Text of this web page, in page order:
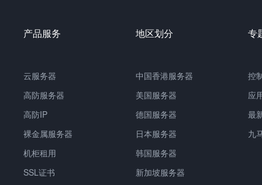
产品服务
云服务器
高防服务器
高防IP
裸金属服务器
机柜租用
SSL证书
地区划分
中国香港服务器
美国服务器
德国服务器
日本服务器
韩国服务器
新加坡服务器
专
控
应
最
九